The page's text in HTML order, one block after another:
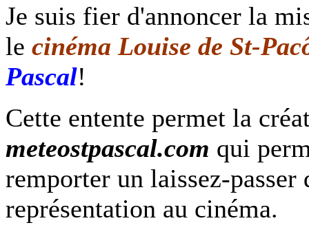
Je suis fier d'annoncer la
le cinéma Louise de St-
Pascal!
Cette entente permet la
meteostpascal.com qui
remporter un laissez-passer
représentation au cinéma.